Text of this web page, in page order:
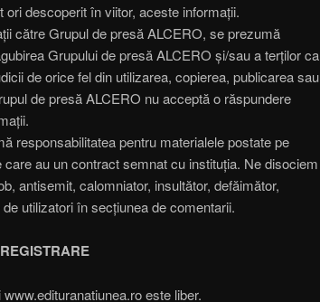
descoperit în viitor, aceste informații.
către Grupul de presă ALCERO, se prezumă
Grupului de presă ALCERO și/sau a terților ca
de orice fel din utilizarea, copierea, publicarea sau
de presă ALCERO nu acceptă o răspundere
responsabilitatea pentru materialele postate pe
au un contract semnat cu instituția. Ne disociem
antisemit, calomniator, insultător, defăimător,
utilizatori în secțiunea de comentarii.
este liber.